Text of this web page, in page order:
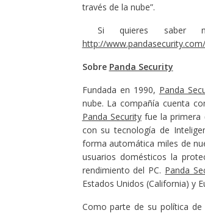
través de la nube”.
Si quieres saber
http://
Sobre Panda Security
Fundada en 1990, Panda
nube. La compañía cuenta
Panda Securityfue la primera
con su tecnología de
forma automática miles de
usuarios domésticos la
rendimiento del PC. Panda
Estados Unidos (California) y
Como parte de su política de